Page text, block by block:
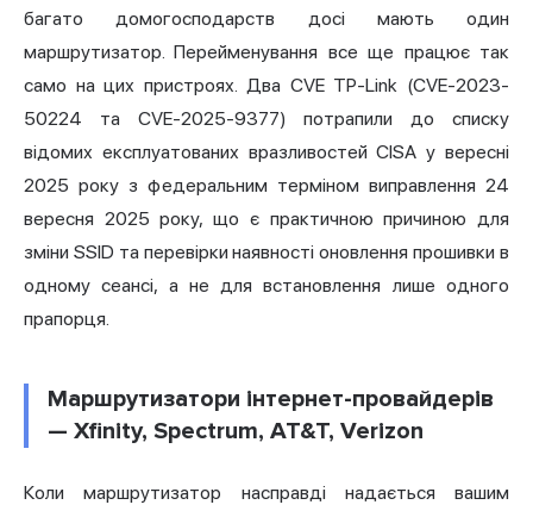
багато домогосподарств досі мають один
маршрутизатор. Перейменування все ще працює так
само на цих пристроях. Два CVE TP-Link (CVE-2023-
50224 та CVE-2025-9377) потрапили до списку
відомих експлуатованих вразливостей CISA у вересні
2025 року з федеральним терміном виправлення 24
вересня 2025 року, що є практичною причиною для
зміни SSID та перевірки наявності оновлення прошивки в
одному сеансі, а не для встановлення лише одного
прапорця.
Маршрутизатори інтернет-провайдерів
— Xfinity, Spectrum, AT&T, Verizon
Коли маршрутизатор насправді надається вашим